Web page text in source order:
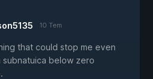
10 Tem
that could stop me even
subnatuica below zero